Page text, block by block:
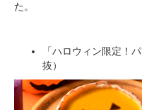
た。
「ハロウィン限定！
抜）